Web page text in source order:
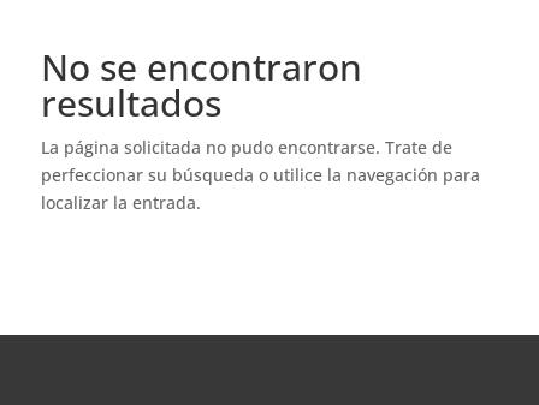
No se encontraron
resultados
La página solicitada no pudo encontrarse. Trate de
perfeccionar su búsqueda o utilice la navegación para
localizar la entrada.